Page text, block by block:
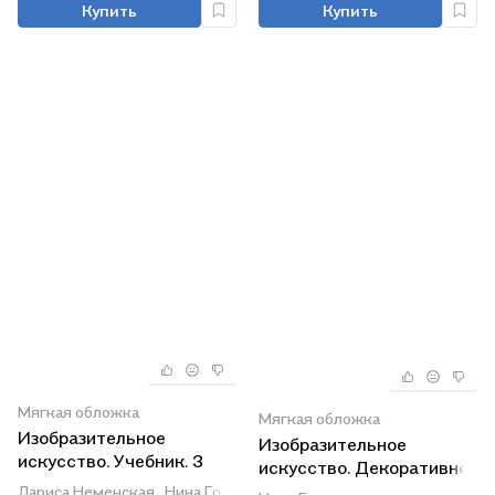
Купить Купить
Мягкая обложка
Изобразительное
искусство. Учебник. 3
класс
Лариса Неменская, Нина Горяева, Алексей Питерских
Мягкая обложка
Изобразительное
искусство. Декоративно-